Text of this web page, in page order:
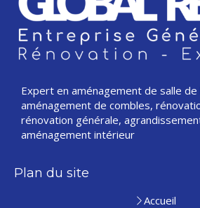
Expert en aménagement de salle de
aménagement de combles,
rénovation générale,
aménagement intérieur
Plan du site
Accueil